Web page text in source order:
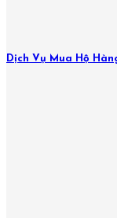
Dịch Vụ Mua Hộ